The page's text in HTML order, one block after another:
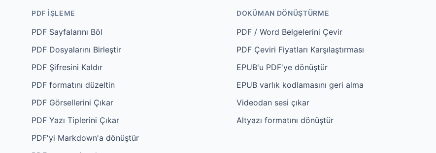
PDF İŞLEME
PDF Sayfalarını Böl
PDF Dosyalarını Birleştir
PDF Şifresini Kaldır
PDF formatını düzeltin
PDF Görsellerini Çıkar
PDF Yazı Tiplerini Çıkar
PDF'yi Markdown'a dönüştür
DOKÜMAN DÖNÜŞTÜRME
PDF / Word Belgelerini Çevir
PDF Çeviri Fiyatları Karşılaştırması
EPUB'u PDF'ye dönüştür
EPUB varlık kodlamasını geri alma
Videodan sesi çıkar
Altyazı formatını dönüştür